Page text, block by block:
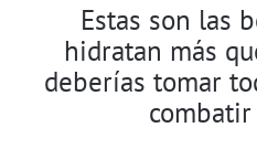
Estas son las
hidratan más
deberías tomar